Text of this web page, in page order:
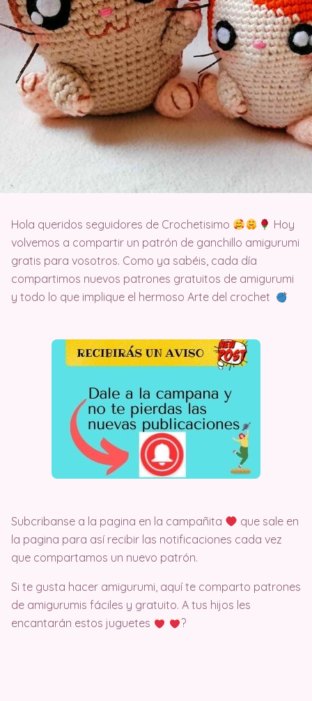
Hola queridos seguidores de Crochetisimo
Hoy
volvemos a compartir un patrón de ganchillo amigurumi
gratis para vosotros. Como ya sabéis, cada día
compartimos nuevos patrones gratuitos de amigurumi
y todo lo que implique el hermoso Arte del crochet
Subcribanse a la pagina en la campañita
que sale en
la pagina para así recibir las notificaciones cada vez
que compartamos un nuevo patrón.
Si te gusta hacer amigurumi, aquí te comparto patrones
de amigurumis fáciles y gratuito. A tus hijos les
encantarán estos juguetes
?